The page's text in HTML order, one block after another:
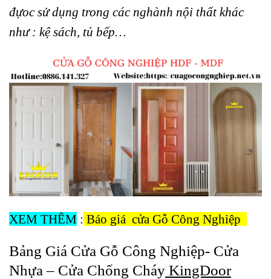
đựoc sử dụng trong các nghành nội thất khác
như : kệ sách, tủ bếp…
XEM THÊM : Báo giá cửa Gỗ Công Nghiệp
Bảng Giá Cửa Gỗ Công Nghiệp- Cửa
Nhựa – Cửa Chống Cháy KingDoor